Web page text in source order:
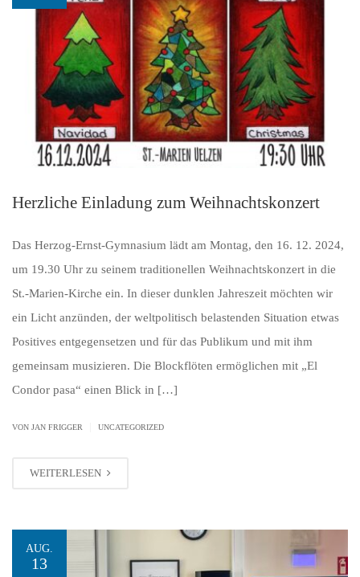
Herzliche Einladung zum Weihnachtskonzert
Das Herzog-Ernst-Gymnasium lädt am Montag, den 16. 12. 2024,
um 19.30 Uhr zu seinem traditionellen Weihnachtskonzert in die
St.-Marien-Kirche ein. In dieser dunklen Jahreszeit möchten wir
ein Licht anzünden, der weltpolitisch belastenden Situation etwas
Positives entgegensetzen und für das Publikum und mit ihm
gemeinsam musizieren. Die Blockflöten ermöglichen mit „El
Condor pasa“ einen Blick in […]
VON JAN FRIGGER UNCATEGORIZED
WEITERLESEN
AUG.
13